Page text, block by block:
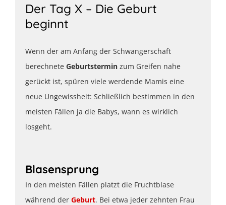
Der Tag X – Die Geburt
beginnt
Wenn der am Anfang der Schwangerschaft
berechnete Geburtstermin zum Greifen nahe
gerückt ist, spüren viele werdende Mamis eine
neue Ungewissheit: Schließlich bestimmen in den
meisten Fällen ja die Babys, wann es wirklich
losgeht.
Blasensprung
In den meisten Fällen platzt die Fruchtblase
während der Geburt. Bei etwa jeder zehnten Frau